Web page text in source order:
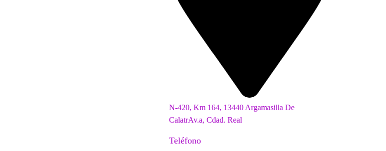
N-420, Km 164, 13440 Argamasilla De
CalatrAv.a, Cdad. Real
Teléfono